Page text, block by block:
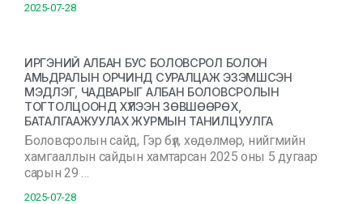
2025-07-28
ИРГЭНИЙ АЛБАН БУС БОЛОВСРОЛ БОЛОН
АМЬДРАЛЫН ОРЧИНД СУРАЛЦАЖ ЭЗЭМШСЭН
МЭДЛЭГ, ЧАДВАРЫГ АЛБАН БОЛОВСРОЛЫН
ТОГТОЛЦООНД ХҮЛЭЭН ЗӨВШӨӨРӨХ,
БАТАЛГААЖУУЛАХ ЖУРМЫН ТАНИЛЦУУЛГА
Боловсролын сайд, Гэр бүл, хөдөлмөр, нийгмийн
хамгааллын сайдын хамтарсан 2025 оны 5 дугаар
сарын 29 …
2025-07-28